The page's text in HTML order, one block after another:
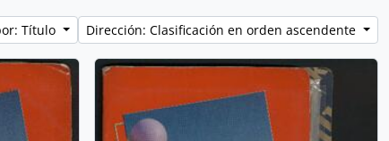
Título
Dirección: Clasificación en orden ascendente